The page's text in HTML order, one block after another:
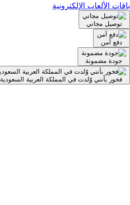
باقات الألعاب الإلكترونية
توصيل مجاني
دفع آمن
جودة مضمونة
فخور بأنني وّلدت في المملكة العربية السعودية